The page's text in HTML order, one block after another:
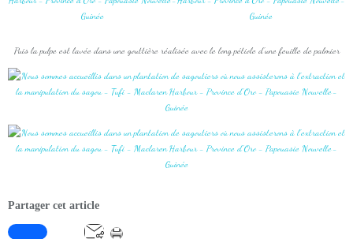
Puis la pulpe est lavée dans une gouttière réalisée avec le long pétiole d'une feuille de palmier
Partager cet article